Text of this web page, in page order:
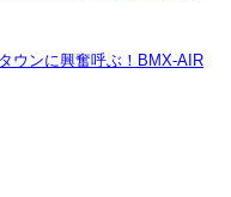
ウンに興奮呼ぶ！BMX-AIR